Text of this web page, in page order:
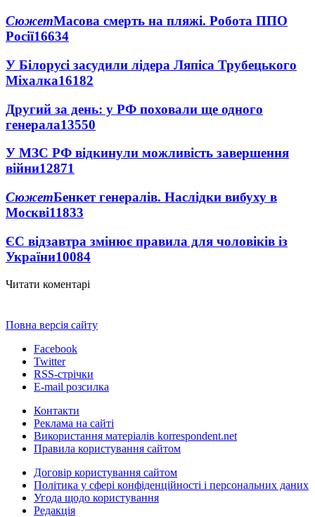
СюжетМасова смерть на пляжі. Робота ППО
Росії16634
У Білорусі засудили лідера Ляпіса Трубецького
Міхалка16182
Другий за день: у РФ поховали ще одного
генерала13550
У МЗС РФ відкинули можливість завершення
війни12871
СюжетБенкет генералів. Наслідки вибуху в
Москві11833
ЄС відзавтра змінює правила для чоловіків із
України10084
Читати коментарі
Повна версія сайту
Facebook
Twitter
RSS-стрічки
E-mail розсилка
Контакти
Реклама на сайті
Використання матеріалів korrespondent.net
Правила користування сайтом
Договір користування сайтом
Політика у сфері конфіденційності і персональних даних
Угода щодо користування
Редакція